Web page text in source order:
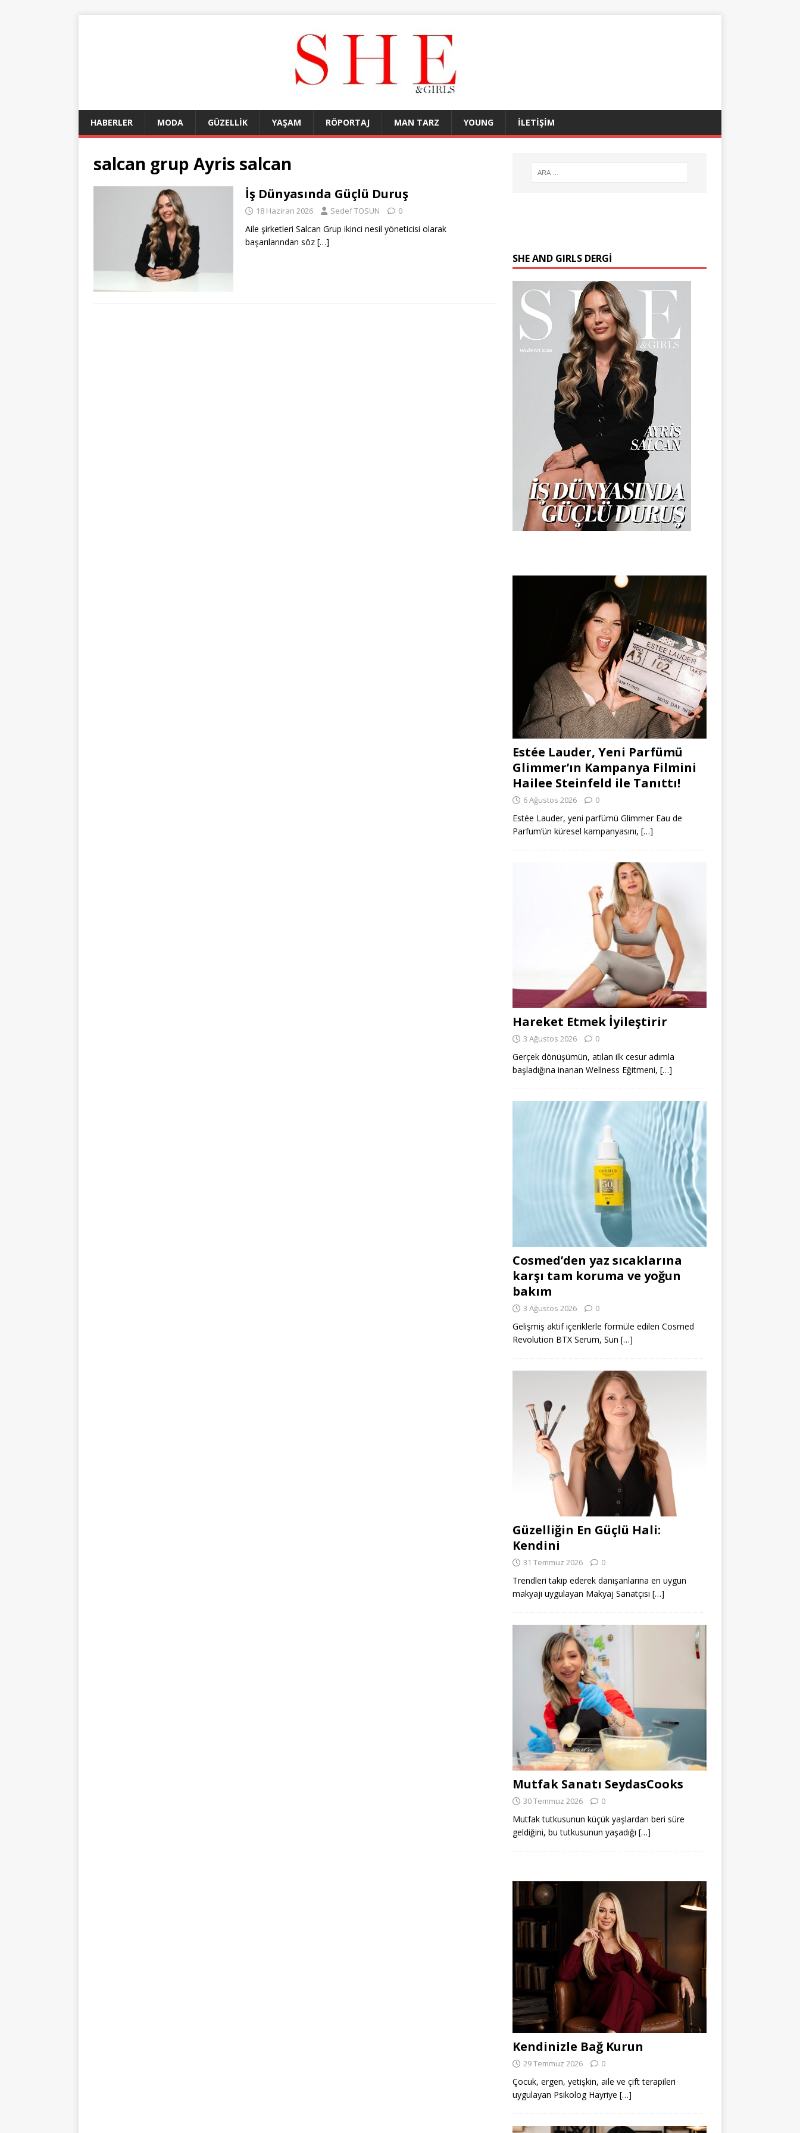
HABERLER MODA GÜZELLİK YAŞAM RÖPORTAJ MAN TARZ YOUNG İLETİŞİM
salcan grup Ayris salcan
İş Dünyasında Güçlü Duruş
18 Haziran 2026 Sedef TOSUN 0
Aile şirketleri Salcan Grup ikinci nesil yöneticisi olarak
başarılarından söz […]
SHE AND GIRLS DERGİ
Estée Lauder, Yeni Parfümü
Glimmer’ın Kampanya Filmini
Hailee Steinfeld ile Tanıttı!
6 Ağustos 2026 0
Estée Lauder, yeni parfümü Glimmer Eau de
Parfum’ün küresel kampanyasını, […]
Hareket Etmek İyileştirir
3 Ağustos 2026 0
Gerçek dönüşümün, atılan ilk cesur adımla
başladığına inanan Wellness Eğitmeni, […]
Cosmed’den yaz sıcaklarına
karşı tam koruma ve yoğun
bakım
3 Ağustos 2026 0
Gelişmiş aktif içeriklerle formüle edilen Cosmed
Revolution BTX Serum, Sun […]
Güzelliğin En Güçlü Hali:
Kendini
31 Temmuz 2026 0
Trendleri takip ederek danışanlarına en uygun
makyajı uygulayan Makyaj Sanatçısı […]
Mutfak Sanatı SeydasCooks
30 Temmuz 2026 0
Mutfak tutkusunun küçük yaşlardan beri süre
geldiğini, bu tutkusunun yaşadığı […]
Kendinizle Bağ Kurun
29 Temmuz 2026 0
Çocuk, ergen, yetişkin, aile ve çift terapileri
uygulayan Psikolog Hayriye […]